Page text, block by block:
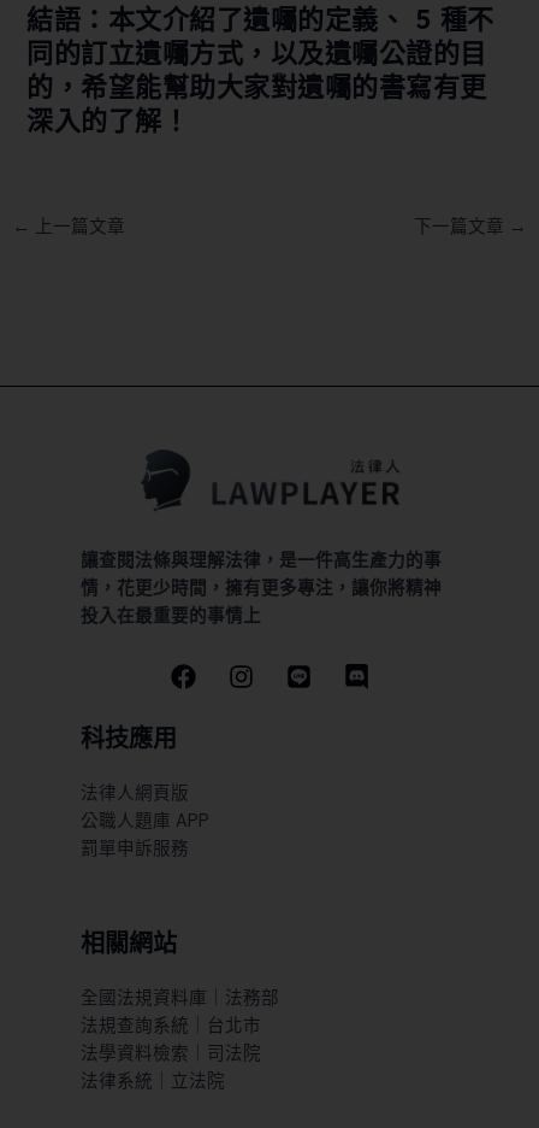
結語：本文介紹了遺囑的定義、 5 種不
同的訂立遺囑方式，以及遺囑公證的目
的，希望能幫助大家對遺囑的書寫有更
深入的了解！
← 上一篇文章 下一篇文章 →
讓查閱法條與理解法律，是一件高生產力的事
情，花更少時間，擁有更多專注，讓你將精神
投入在最重要的事情上
科技應用
法律人網頁版
公職人題庫 APP
罰單申訴服務
相關網站
全國法規資料庫｜法務部
法規查詢系統｜台北市
法學資料檢索｜司法院
法律系統｜立法院